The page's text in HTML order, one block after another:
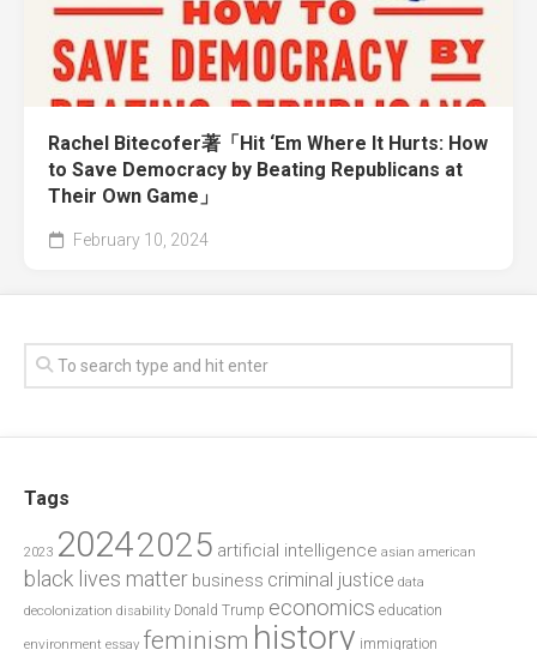
Rachel Bitecofer著「Hit ‘Em Where It Hurts: How
to Save Democracy by Beating Republicans at
Their Own Game」
February 10, 2024
Tags
2023 20242025 artificial intelligence asian american
black lives matter business criminal justice data
decolonization disability Donald Trump economics education
environment essay feminism history immigration